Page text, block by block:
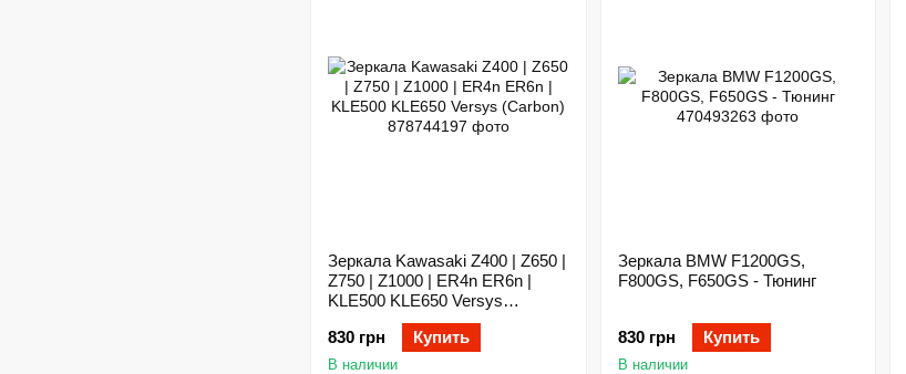
Зеркала Kawasaki Z400 | Z650 |
Z750 | Z1000 | ER4n ER6n |
KLE500 KLE650 Versys
830 грн
Купить
В наличии
Зеркала BMW F1200GS,
F800GS, F650GS - Тюнинг
830 грн Купить
В наличии